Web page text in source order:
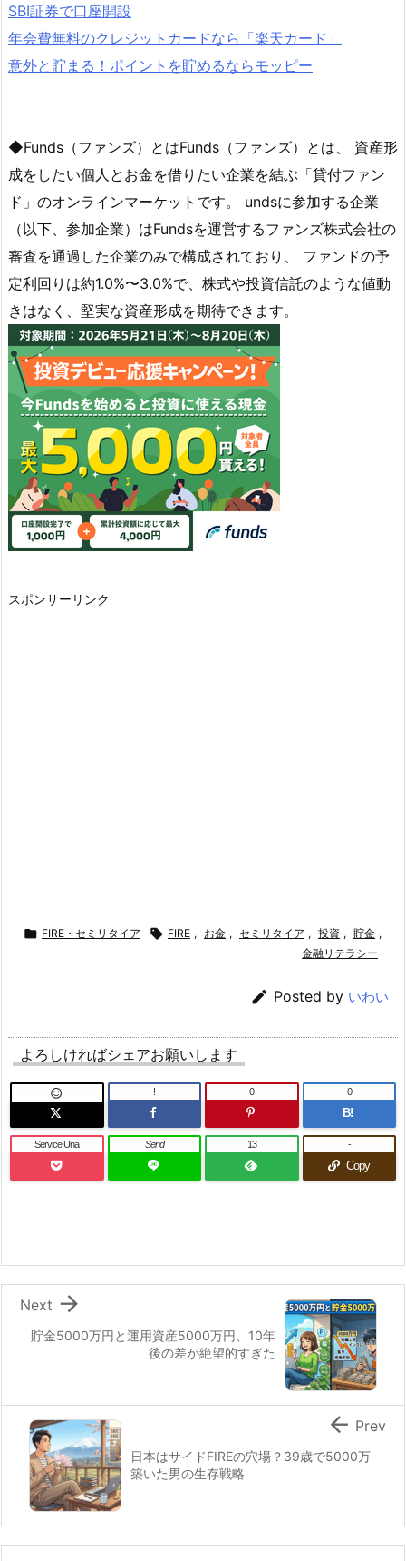
SBI証券で口座開設
年会費無料のクレジットカードなら「楽天カード」
意外と貯まる！ポイントを貯めるならモッピー
◆Funds（ファンズ）とはFunds（ファンズ）とは、 資産形
成をしたい個人とお金を借りたい企業を結ぶ「貸付ファン
ド」のオンラインマーケットです。 undsに参加する企業
（以下、参加企業）はFundsを運営するファンズ株式会社の
審査を通過した企業のみで構成されており、 ファンドの予
定利回りは約1.0%〜3.0%で、株式や投資信託のような値動
きはなく、堅実な資産形成を期待できます。
スポンサーリンク
 FIRE・セミリタイア  FIRE , お金 , セミリタイア , 投資 , 貯金 ,
金融リテラシー
 Posted by いわい
よろしければシェアお願いします
 ! 0
B!
0
Service Una Send 13
Copy
-
貯金5000万円と運用資産5000万円、10年
後の差が絶望的すぎた

Next
日本はサイドFIREの穴場？39歳で5000万
築いた男の生存戦略
 Prev